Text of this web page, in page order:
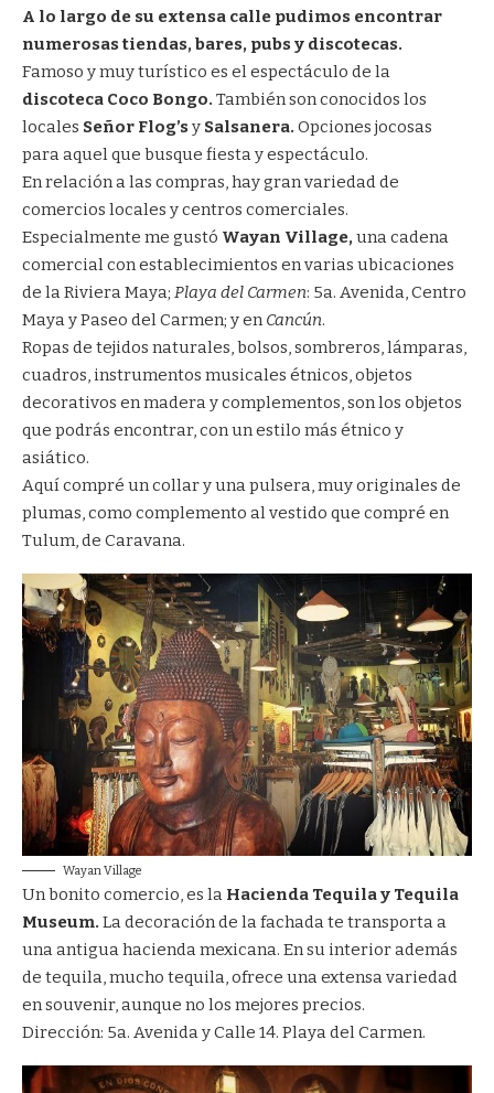
A lo largo de su extensa calle pudimos encontrar
numerosas tiendas, bares, pubs y discotecas.
Famoso y muy turístico es el espectáculo de la
discoteca Coco Bongo. También son conocidos los
locales Señor Flog’sy Salsanera. Opciones jocosas
para aquel que busque fiesta y espectáculo.
En relación a las compras, hay gran variedad de
comercios locales y centros comerciales.
Especialmente me gustó Wayan Village,una cadena
comercial con establecimientos en varias ubicaciones
de la Riviera Maya; Playa del Carmen: 5a. Avenida, Centro
Maya y Paseo del Carmen; y enCancún.
Ropas de tejidos naturales, bolsos, sombreros, lámparas,
cuadros, instrumentos musicales étnicos, objetos
decorativos en madera y complementos, son los objetos
que podrás encontrar, con un estilo más étnico y
asiático.
Aquí compré un collar y una pulsera, muy originales de
plumas, como complemento al vestido que compré en
Tulum, de Caravana.
Wayan Village
Un bonito comercio, es la Hacienda Tequila y Tequila
Museum. La decoración de la fachada te transporta a
una antigua hacienda mexicana. En su interior además
de tequila, mucho tequila, ofrece una extensa variedad
en souvenir, aunque no los mejores precios.
Dirección: 5a. Avenida y Calle 14. Playa del Carmen.